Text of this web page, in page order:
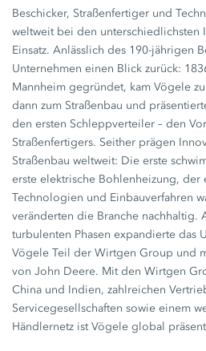
Beschicker, Straßenfertiger und
weltweit bei den unterschiedlichsten
Einsatz. Anlässlich des 190-jährigen
Unternehmen einen Blick zurück:
Mannheim gegründet, kam Vögele
dann zum Straßenbau und
den ersten Schleppverteiler – den
Straßenfertigers. Seither prägen
Straßenbau weltweit: Die erste
erste elektrische Bohlenheizung, der
Technologien und Einbauverfahren
veränderten die Branche nachhaltig.
turbulenten Phasen expandierte das
Vögele Teil der Wirtgen Group und
von John Deere. Mit den Wirtgen
China und Indien, zahlreichen
Servicegesellschaften sowie einem
Händlernetz ist Vögele global